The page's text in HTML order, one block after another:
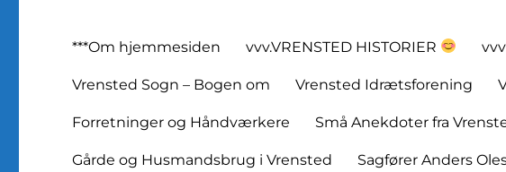
***Om hjemmesiden vvv.VRENSTED HISTORIER
Vrensted Sogn – Bogen om Vrensted Idrætsforening
Forretninger og Håndværkere Små Anekdoter fra
Gårde og Husmandsbrug i Vrensted Sagfører Anders